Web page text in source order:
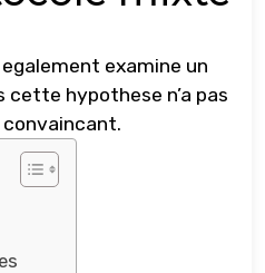
examine un
cette hypothese n’a pas
convaincant.